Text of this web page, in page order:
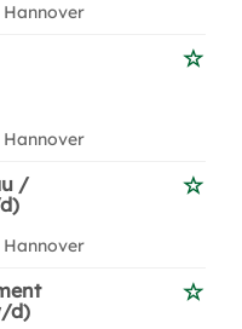
/
d)